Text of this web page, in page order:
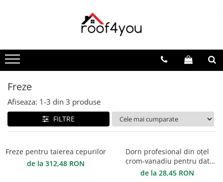
Tinichigerie - Scule
Foarfeci
Foarfeci pelican
Foarfeci de dreapta (R)
Foarfeci cu taiere dreapta
Foarfeci pentru crestaturi
Seturi foarfeci
Freze
Afiseaza: 1-3 din 3 produse
FILTRE
Freze pentru taierea cepurilor
de la 312,48 RON
Dorn profesional din oțel
crom-vanadiu pentru dat
gauri
de la 28,45 RON